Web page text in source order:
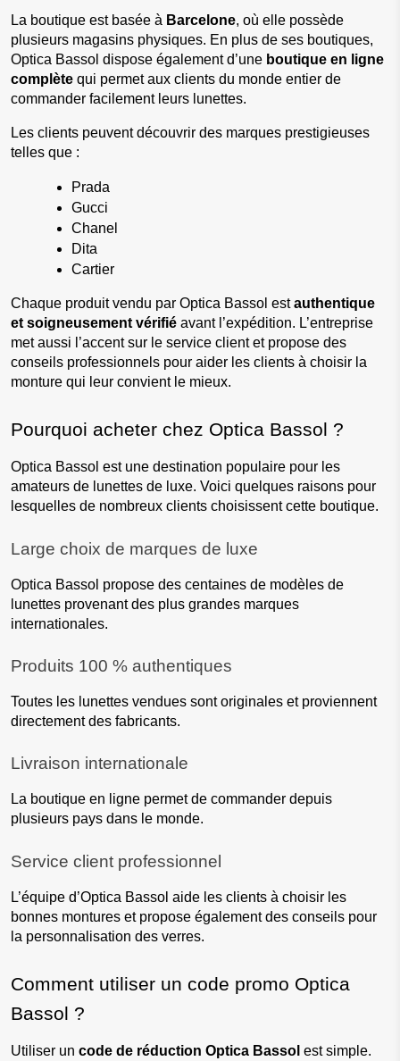
La boutique est basée à Barcelone, où elle possède
plusieurs magasins physiques. En plus de ses boutiques,
Optica Bassol dispose également d’une boutique en ligne
complète qui permet aux clients du monde entier de
commander facilement leurs lunettes.
Les clients peuvent découvrir des marques prestigieuses
telles que :
Prada
Gucci
Chanel
Dita
Cartier
Chaque produit vendu par Optica Bassol est authentique
et soigneusement vérifié avant l’expédition. L’entreprise
met aussi l’accent sur le service client et propose des
conseils professionnels pour aider les clients à choisir la
monture qui leur convient le mieux.
Pourquoi acheter chez Optica Bassol ?
Optica Bassol est une destination populaire pour les
amateurs de lunettes de luxe. Voici quelques raisons pour
lesquelles de nombreux clients choisissent cette boutique.
Large choix de marques de luxe
Optica Bassol propose des centaines de modèles de
lunettes provenant des plus grandes marques
internationales.
Produits 100 % authentiques
Toutes les lunettes vendues sont originales et proviennent
directement des fabricants.
Livraison internationale
La boutique en ligne permet de commander depuis
plusieurs pays dans le monde.
Service client professionnel
L’équipe d’Optica Bassol aide les clients à choisir les
bonnes montures et propose également des conseils pour
la personnalisation des verres.
Comment utiliser un code promo Optica
Bassol ?
Utiliser un code de réduction Optica Bassol est simple.